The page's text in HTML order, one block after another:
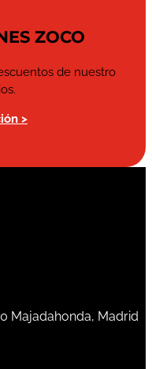
ZOCO
de nuestro
>
Majadahonda, Madrid